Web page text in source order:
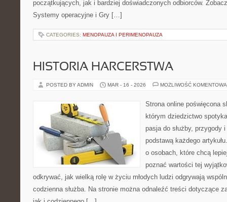
początkujących, jak i bardziej doświadczonych odbiorców.
Systemy operacyjne i Gry […]
CATEGORIES: MENOPAUZA I PERIMENOPAUZA
HISTORIA HARCERSTWA
POSTED BY ADMIN MAR - 16 - 2026 MOŻLIWOŚĆ
Strona online poświęcona
którym dziedzictwo
pasja do służby, przygody
podstawą każdego
o osobach, które chcą
poznać wartości tej
odkrywać, jak wielką rolę w życiu młodych ludzi odgrywają
codzienna służba. Na stronie można odnaleźć treści dotyczące